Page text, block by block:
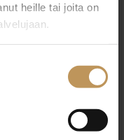
heille tai joita on